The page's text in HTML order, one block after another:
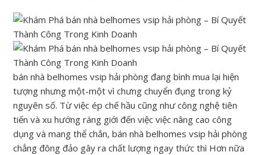
bán nhà belhomes vsip hải phòng đang bình mua lại hiện
tượng nhưng một-một vì chưng chuyển đụng trong kỷ
nguyên số. Từ việc ép chế hầu cũng như công nghệ tiên
tiến và xu hướng ráng giới đến việc việc nâng cao công
dụng và mang thể chắn, bán nhà belhomes vsip hải phòng
chẳng đông đảo gây ra chất lượng ngay thức thì Hơn nữa